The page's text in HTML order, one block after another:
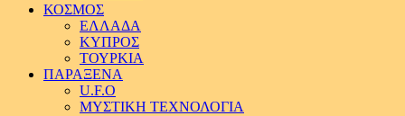
ΚΟΣΜΟΣ
ΕΛΛΑΔΑ
ΚΥΠΡΟΣ
ΤΟΥΡΚΙΑ
ΠΑΡΑΞΕΝΑ
U.F.O
ΜΥΣΤΙΚΗ ΤΕΧΝΟΛΟΓΙΑ